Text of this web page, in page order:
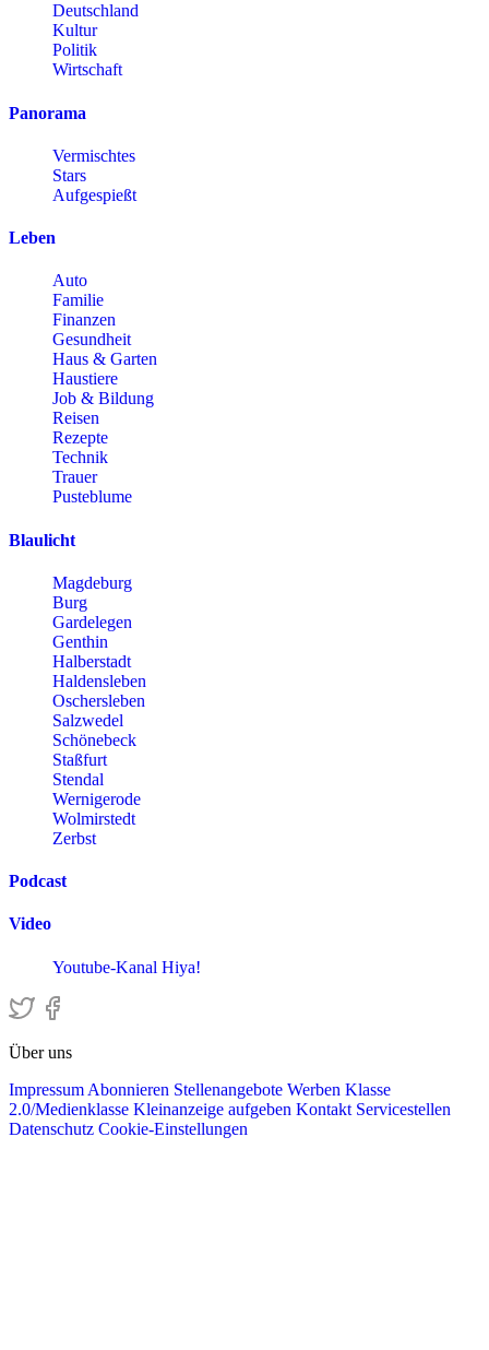
Deutschland
Kultur
Politik
Wirtschaft
Panorama
Vermischtes
Stars
Aufgespießt
Leben
Auto
Familie
Finanzen
Gesundheit
Haus & Garten
Haustiere
Job & Bildung
Reisen
Rezepte
Technik
Trauer
Pusteblume
Blaulicht
Magdeburg
Burg
Gardelegen
Genthin
Halberstadt
Haldensleben
Oschersleben
Salzwedel
Schönebeck
Staßfurt
Stendal
Wernigerode
Wolmirstedt
Zerbst
Podcast
Video
Youtube-Kanal Hiya!
Über uns
Impressum Abonnieren Stellenangebote Werben Klasse
2.0/Medienklasse Kleinanzeige aufgeben Kontakt Servicestellen
Datenschutz Cookie-Einstellungen